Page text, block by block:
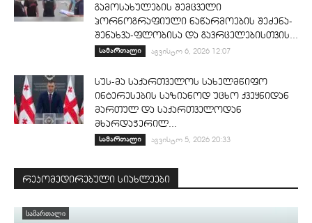
გამოსახულების შემცველი
პორნოგრაფიული ნაწარმოების შეძენა-
შენახვა-ფლობისა და გავრცელებისთვის...
სამართალი აგვისტო 6, 2026 12:07
სუს-მა საქართველოს სახელმწიფო
ინტერესების საზიანოდ უცხო ქვეყნიდან
მართულ და საქართველოდან
მხარდაჭერილ...
სამართალი აგვისტო 5, 2026 20:33
რეკომედირებული სიახლეები
ᲡᲐᲛᲐᲠᲗᲐᲚᲘ